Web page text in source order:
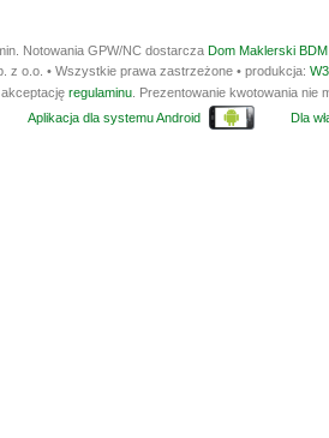
Notowania GPW/NC dostarcza Dom Maklerski
z o.o. • Wszystkie prawa zastrzeżone • produkcja:
regulaminu . Prezentowanie kwotowania
Aplikacja dla systemu Android Dla